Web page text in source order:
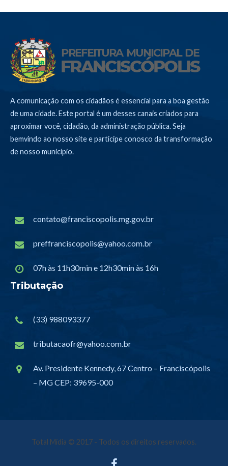
A comunicação com os cidadãos é essencial para a boa gestão
de uma cidade. Este portal é um desses canais criados para
aproximar você, cidadão, da administração pública. Seja
bemvindo ao nosso site e participe conosco da transformação
de nosso município.
contato@franciscopolis.mg.gov.br
preffranciscopolis@yahoo.com.br
07h às 11h30min e 12h30min às 16h
Tributação
(33) 988093377
tributacaofr@yahoo.com.br
Av. Presidente Kennedy, 67 Centro – Franciscópolis
– MG CEP: 39695-000
Total Mídia © 2017 - Todos os direitos reservados.